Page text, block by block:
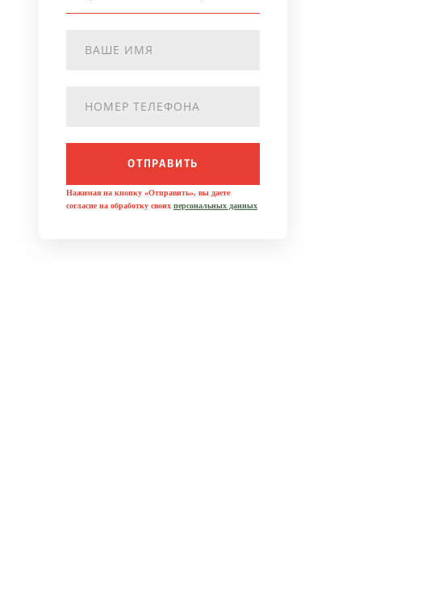
ОТПРАВИТЬ
Нажимая на кнопку «Отправить», вы даете
согласие на обработку своих персональных данных